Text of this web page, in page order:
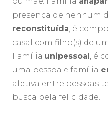
presença de nenhum
reconstituída , é
casal com filho(s) de
Família unipessoal , é
uma pessoa e família
afetiva entre pessoas
busca pela felicidade.